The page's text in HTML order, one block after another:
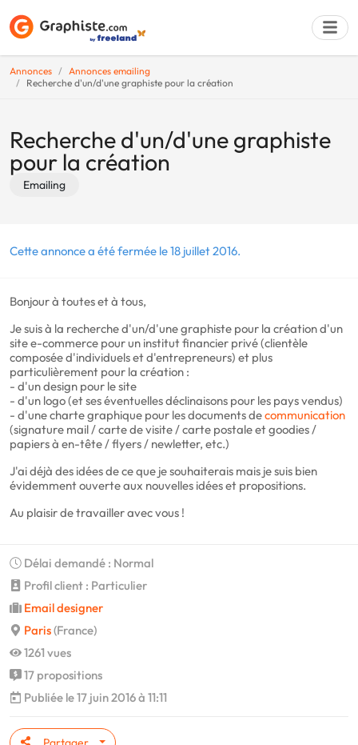
Annonces
Annonces emailing
Recherche d'un/d'une graphiste pour la création
Recherche d'un/d'une graphiste
pour la création
Emailing
Cette annonce a été fermée le 18 juillet 2016.
Bonjour à toutes et à tous,
Je suis à la recherche d'un/d'une graphiste pour la création d'un
site e-commerce pour un institut financier privé (clientèle
composée d'individuels et d'entrepreneurs) et plus
particulièrement pour la création :
- d'un design pour le site
- d'un logo (et ses éventuelles déclinaisons pour les pays vendus)
- d'une charte graphique pour les documents decommunication
(signature mail / carte de visite / carte postale et goodies /
papiers à en-tête / flyers / newletter, etc.)
J'ai déjà des idées de ce que je souhaiterais mais je suis bien
évidemment ouverte aux nouvelles idées et propositions.
Au plaisir de travailler avec vous !
Délai demandé : Normal
Profil client : Particulier
Email designer
Paris(France)
1261 vues
17 propositions
Publiée le 17 juin 2016 à 11:11